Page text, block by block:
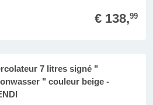
€ 138,99
7 litres signé "
" couleur beige -